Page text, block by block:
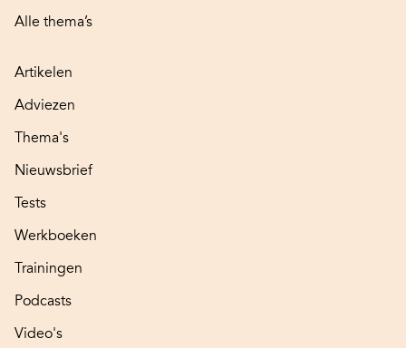
Alle thema’s
Artikelen
Adviezen
Thema's
Nieuwsbrief
Tests
Werkboeken
Trainingen
Podcasts
Video's